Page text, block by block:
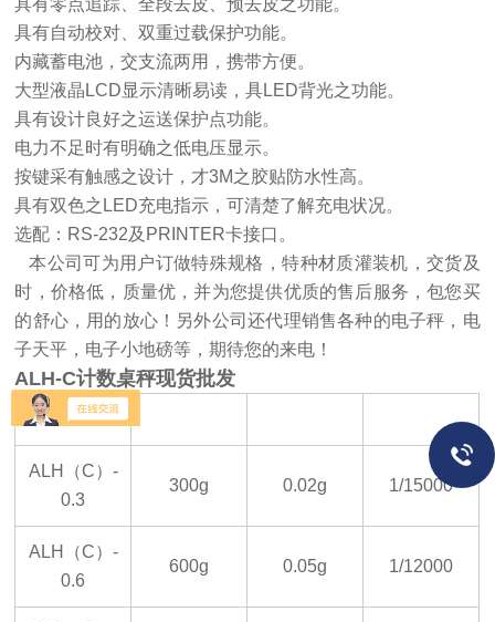
具有零点追踪、全段去皮、预去皮之功能。
具有自动校对、双重过载保护功能。
内藏蓄电池，交支流两用，携带方便。
大型液晶LCD显示清晰易读，具LED背光之功能。
具有设计良好之运送保护点功能。
电力不足时有明确之低电压显示。
按键采有触感之设计，才3M之胶贴防水性高。
具有双色之LED充电指示，可清楚了解充电状况。
选配：RS-232及PRINTER卡接口。
本公司可为用户订做特殊规格，特种材质灌装机，交货及
时，价格低，质量优，并为您提供优质的售后服务，包您买
的舒心，用的放心！另外公司还代理销售各种的电子秤，电
子天平，电子小地磅等，期待您的来电！
ALH-C计数桌秤现货批发
机型 外部精度
ALH
（C）-
0.3
300g 0.02g 1/15000
ALH
（C）-
0.6
600g 0.05g 1/12000